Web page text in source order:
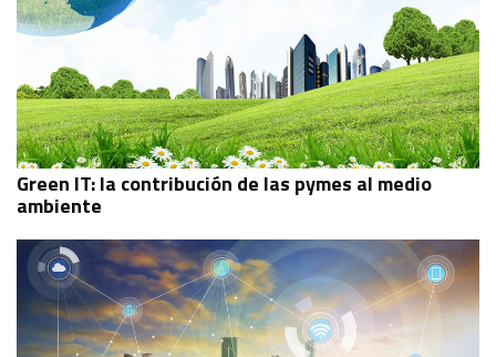
Green IT: la contribución de las pymes al medio
ambiente